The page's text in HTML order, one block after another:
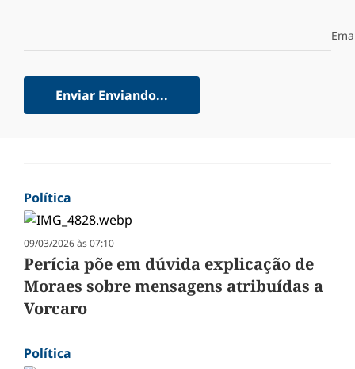
Enviar Enviando...
Política
09/03/2026 às 07:10
Perícia põe em dúvida explicação de
Moraes sobre mensagens atribuídas a
Vorcaro
Política